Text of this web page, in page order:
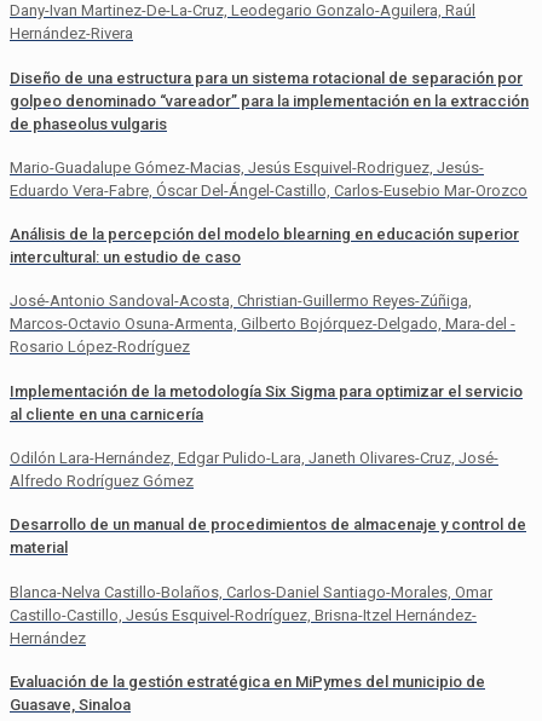
Dany-Ivan Martinez-De-La-Cruz, Leodegario Gonzalo-Aguilera, Raúl
Hernández-Rivera
Diseño de una estructura para un sistema rotacional de separación por
golpeo denominado “vareador” para la implementación en la extracción
de phaseolus vulgaris
Mario-Guadalupe Gómez-Macias, Jesús Esquivel-Rodriguez, Jesús-
Eduardo Vera-Fabre, Óscar Del-Ángel-Castillo, Carlos-Eusebio Mar-Orozco
Análisis de la percepción del modelo blearning en educación superior
intercultural: un estudio de caso
José-Antonio Sandoval-Acosta, Christian-Guillermo Reyes-Zúñiga,
Marcos-Octavio Osuna-Armenta, Gilberto Bojórquez-Delgado, Mara-del -
Rosario López-Rodríguez
Implementación de la metodología Six Sigma para optimizar el servicio
al cliente en una carnicería
Odilón Lara-Hernández, Edgar Pulido-Lara, Janeth Olivares-Cruz, José-
Alfredo Rodríguez Gómez
Desarrollo de un manual de procedimientos de almacenaje y control de
material
Blanca-Nelva Castillo-Bolaños, Carlos-Daniel Santiago-Morales, Omar
Castillo-Castillo, Jesús Esquivel-Rodríguez, Brisna-Itzel Hernández-
Hernández
Evaluación de la gestión estratégica en MiPymes del municipio de
Guasave, Sinaloa